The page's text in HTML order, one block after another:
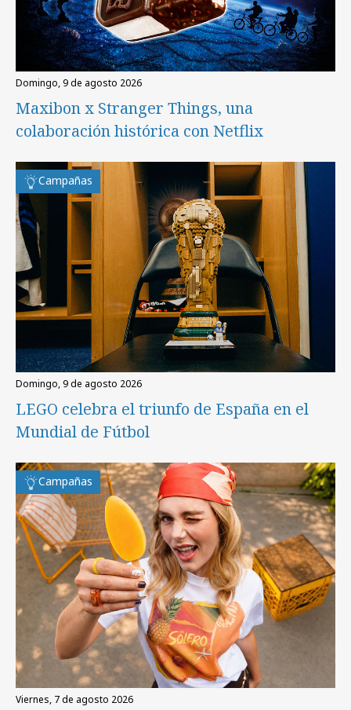
domingo, 9 de agosto 2026
Maxibon x Stranger Things, una
colaboración histórica con Netflix
Campañas
domingo, 9 de agosto 2026
LEGO celebra el triunfo de España en el
Mundial de Fútbol
Campañas
viernes, 7 de agosto 2026